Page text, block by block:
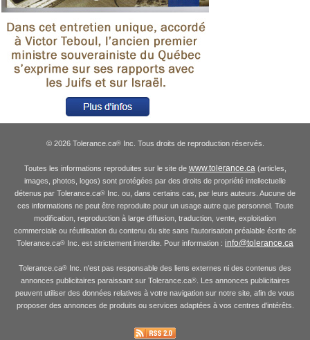
© 2026 Tolerance.ca®Inc. Tous droits de reproduction réservés.
Toutes les informations reproduites sur le site de www.tolerance.ca(articles,
images, photos, logos) sont protégées par des droits de propriété intellectuelle
détenus par Tolerance.ca® Inc. ou, dans certains cas, par leurs auteurs. Aucune de
ces informations ne peut être reproduite pour un usage autre que personnel. Toute
modification, reproduction à large diffusion, traduction, vente, exploitation
commerciale ou réutilisation du contenu du site sans l'autorisation préalable écrite de
Tolerance.ca® Inc. est strictement interdite. Pour information : info@tolerance.ca
Tolerance.ca® Inc. n'est pas responsable des liens externes ni des contenus des
annonces publicitaires paraissant sur Tolerance.ca®. Les annonces publicitaires
peuvent utiliser des données relatives à votre navigation sur notre site, afin de vous
proposer des annonces de produits ou services adaptées à vos centres d'intérêts.